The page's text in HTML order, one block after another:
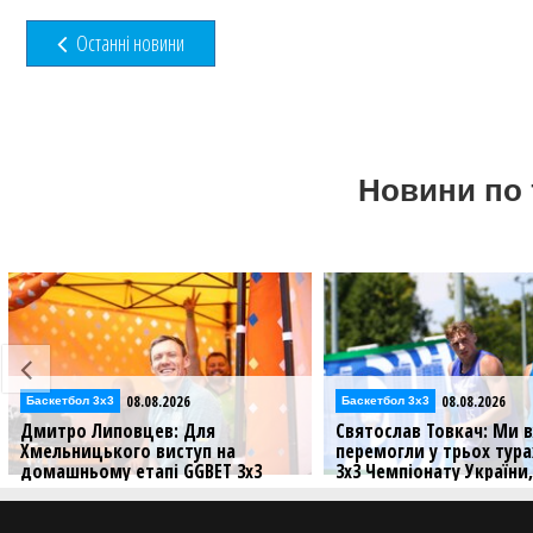
Останні новини
Новини по
Баскетбол 3х3 08.08.2026
Святослав Товкач: Ми вже
перемогли у трьох турах GGBET
3х3 Чемпіонату України, але не
Відео 08.08.2026
Чемпіонат України 3х3
юнацьких команд:
відеотрансляція етапу